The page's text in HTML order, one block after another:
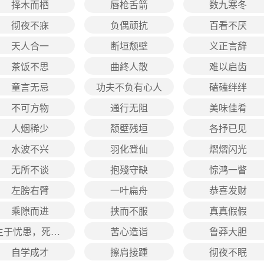
择木而栖 唇枪舌箭 数九寒冬
彻夜不寐 负偶顽抗 百看不厌
天人合一 断垣颓壁 义正言辞
茶饭不思 曲終人散 难以启齿
童言无忌 功夫不负有心人 磕磕绊绊
不可方物 通行无阻 美味佳肴
人烟稀少 颓壁残垣 各抒已见
水波不兴 羽化登仙 熠熠闪光
无所不谈 抱殘守缺 惊鸿一瞥
左膀右臂 一叶扁舟 恭喜发财
乘隙而进 挟而不服 真真假假
生于忧患，死于安乐 苦心造诣 鲁莽大胆
自学成才 擦肩接踵 彻夜不眠